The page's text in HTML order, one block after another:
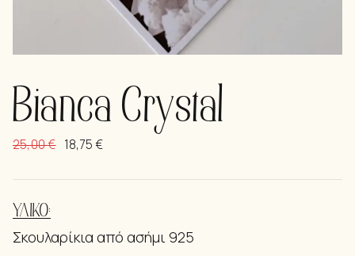
Bianca Crystal
25,00€ 18,75€
ΥΛΙΚΌ:
Σκουλαρίκια από ασήμι 925